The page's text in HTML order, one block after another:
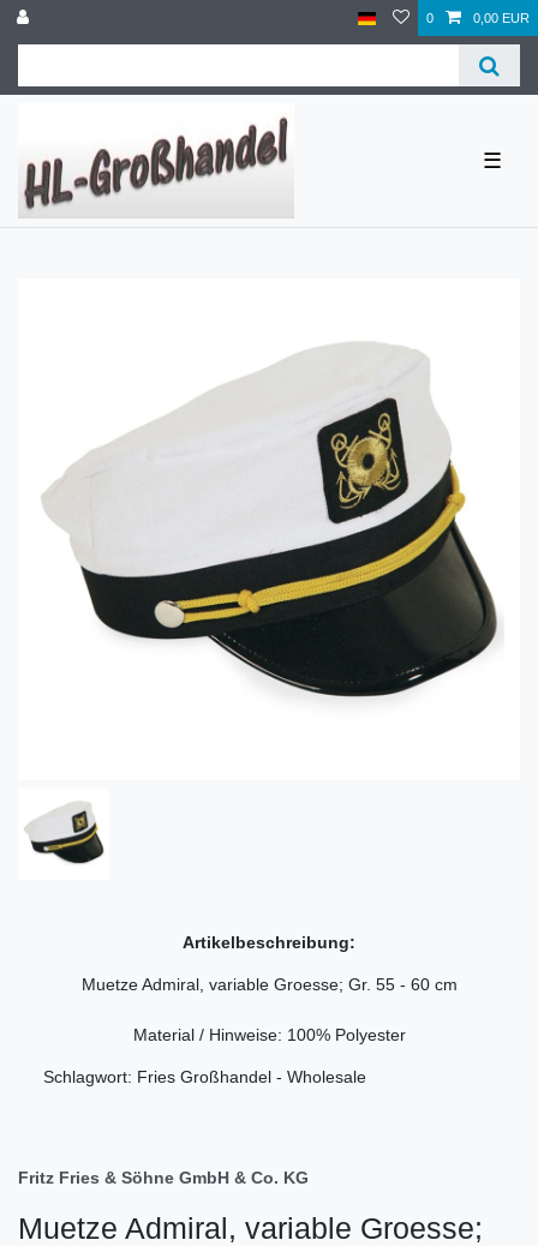
0 0,00 EUR
☰
Artikelbeschreibung:
Muetze Admiral, variable Groesse; Gr. 55 - 60 cm
Material / Hinweise: 100% Polyester
Schlagwort: Fries Großhandel - Wholesale
Fritz Fries & Söhne GmbH & Co. KG
Muetze Admiral, variable Groesse;